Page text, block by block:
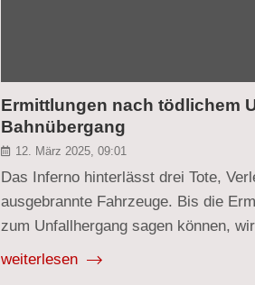
Ermittlungen nach tödlichem
Bahnübergang
12. März 2025, 09:01
Das Inferno hinterlässt drei Tote,
ausgebrannte Fahrzeuge. Bis die
zum Unfallhergang sagen können,
weiterlesen